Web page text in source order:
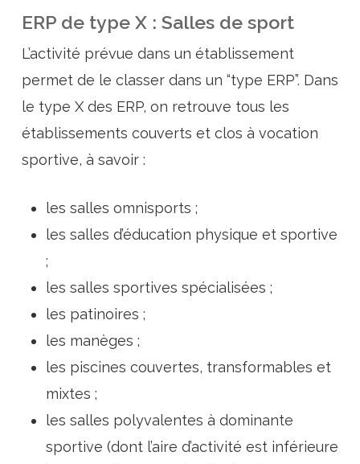
ERP de type X : Salles de sport
L’activité prévue dans un établissement
permet de le classer dans un “type ERP”. Dans
le type X des ERP, on retrouve tous les
établissements couverts et clos à vocation
sportive, à savoir :
les salles omnisports ;
les salles d’éducation physique et sportive
;
les salles sportives spécialisées ;
les patinoires ;
les manèges ;
les piscines couvertes, transformables et
mixtes ;
les salles polyvalentes à dominante
sportive (dont l’aire d’activité est inférieure